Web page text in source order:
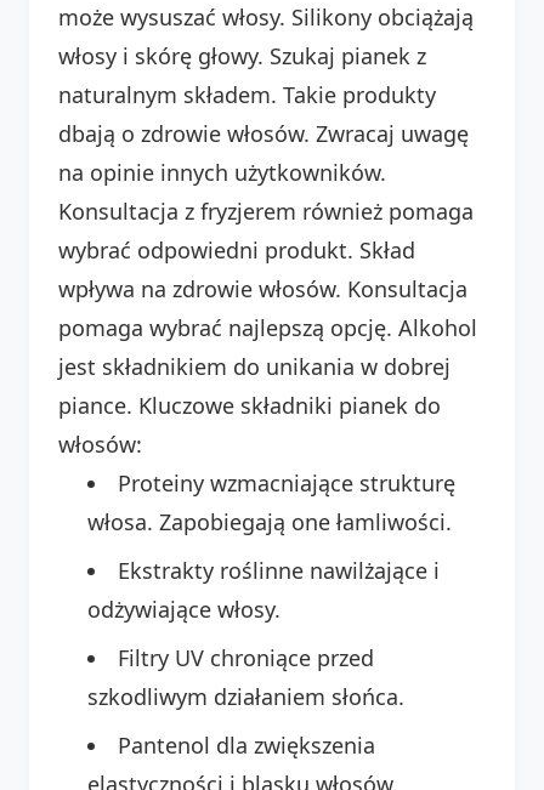
może wysuszać włosy. Silikony obciążają
włosy i skórę głowy. Szukaj pianek z
naturalnym składem. Takie produkty
dbają o zdrowie włosów. Zwracaj uwagę
na opinie innych użytkowników.
Konsultacja z fryzjerem również pomaga
wybrać odpowiedni produkt. Skład
wpływa na zdrowie włosów. Konsultacja
pomaga wybrać najlepszą opcję. Alkohol
jest składnikiem do unikania w dobrej
piance. Kluczowe składniki pianek do
włosów:
Proteiny wzmacniające strukturę
włosa. Zapobiegają one łamliwości.
Ekstrakty roślinne nawilżające i
odżywiające włosy.
Filtry UV chroniące przed
szkodliwym działaniem słońca.
Pantenol dla zwiększenia
elastyczności i blasku włosów.